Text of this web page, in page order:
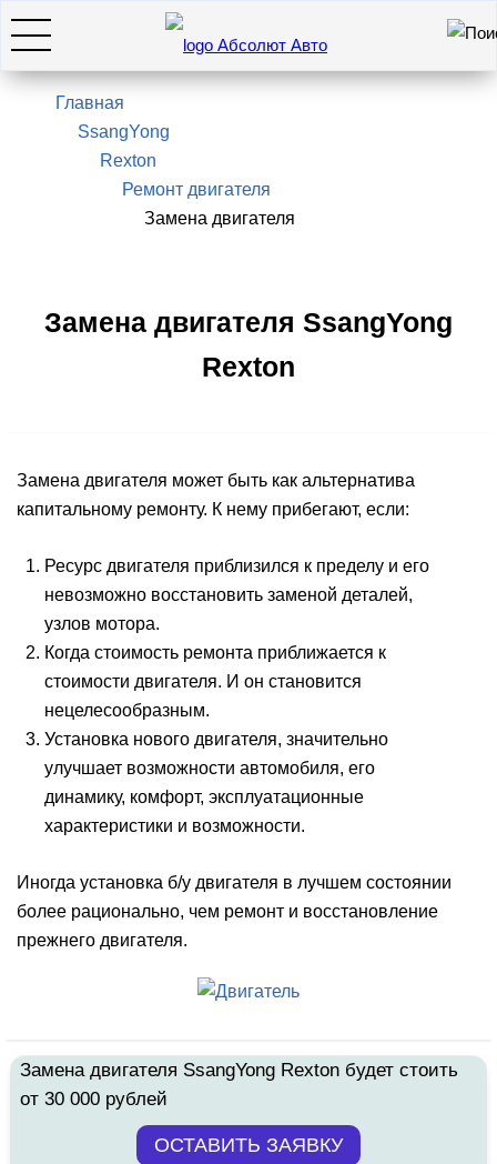
7(495)966-28-26
SsangYong / KGM
Искать
Главная
SsangYong
Rexton
Ремонт двигателя
Замена двигателя
Замена двигателя SsangYong
Rexton
Замена двигателя может быть как альтернатива
капитальному ремонту. К нему прибегают, если:
Ресурс двигателя приблизился к пределу и его
невозможно восстановить заменой деталей,
узлов мотора.
Когда стоимость ремонта приближается к
стоимости двигателя. И он становится
нецелесообразным.
Установка нового двигателя, значительно
улучшает возможности автомобиля, его
динамику, комфорт, эксплуатационные
характеристики и возможности.
Иногда установка б/у двигателя в лучшем состоянии
более рационально, чем ремонт и восстановление
прежнего двигателя.
Замена двигателя SsangYong Rexton будет стоить
от 30 000 рублей